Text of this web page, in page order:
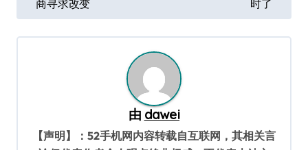
导
航
商寻求改变
时了
由 dawei
【声明】：52手机网内容转载自互联网，其相关言